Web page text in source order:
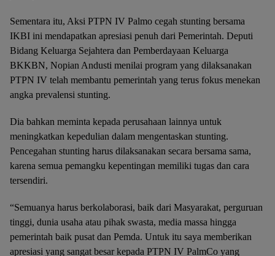
Sementara itu, Aksi PTPN IV Palmo cegah stunting bersama
IKBI ini mendapatkan apresiasi penuh dari Pemerintah. Deputi
Bidang Keluarga Sejahtera dan Pemberdayaan Keluarga
BKKBN, Nopian Andusti menilai program yang dilaksanakan
PTPN IV telah membantu pemerintah yang terus fokus menekan
angka prevalensi stunting.
Dia bahkan meminta kepada perusahaan lainnya untuk
meningkatkan kepedulian dalam mengentaskan stunting.
Pencegahan stunting harus dilaksanakan secara bersama sama,
karena semua pemangku kepentingan memiliki tugas dan cara
tersendiri.
“Semuanya harus berkolaborasi, baik dari Masyarakat, perguruan
tinggi, dunia usaha atau pihak swasta, media massa hingga
pemerintah baik pusat dan Pemda. Untuk itu saya memberikan
apresiasi yang sangat besar kepada PTPN IV PalmCo yang